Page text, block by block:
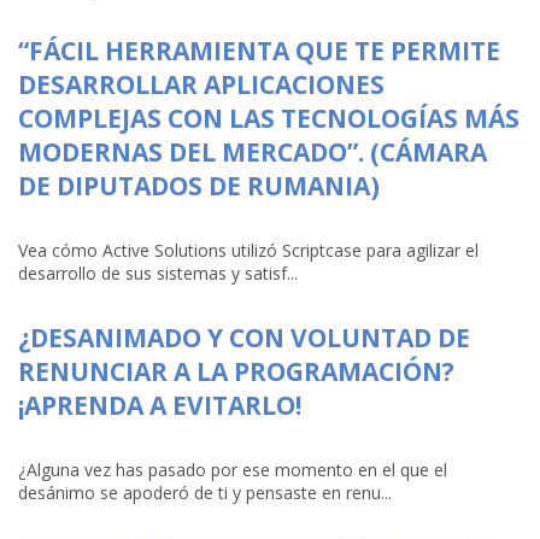
“FÁCIL HERRAMIENTA QUE TE PERMITE
DESARROLLAR APLICACIONES
COMPLEJAS CON LAS TECNOLOGÍAS MÁS
MODERNAS DEL MERCADO”. (CÁMARA
DE DIPUTADOS DE RUMANIA)
Vea cómo Active Solutions utilizó Scriptcase para agilizar el
desarrollo de sus sistemas y satisf...
¿DESANIMADO Y CON VOLUNTAD DE
RENUNCIAR A LA PROGRAMACIÓN?
¡APRENDA A EVITARLO!
¿Alguna vez has pasado por ese momento en el que el
desánimo se apoderó de ti y pensaste en renu...